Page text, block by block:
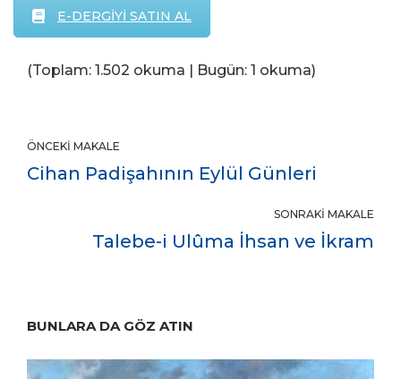
E-DERGİYİ SATIN AL
(Toplam: 1.502 okuma | Bugün: 1 okuma)
ÖNCEKI MAKALE
Cihan Padişahının Eylül Günleri
SONRAKI MAKALE
Talebe-i Ulûma İhsan ve İkram
BUNLARA DA GÖZ ATIN